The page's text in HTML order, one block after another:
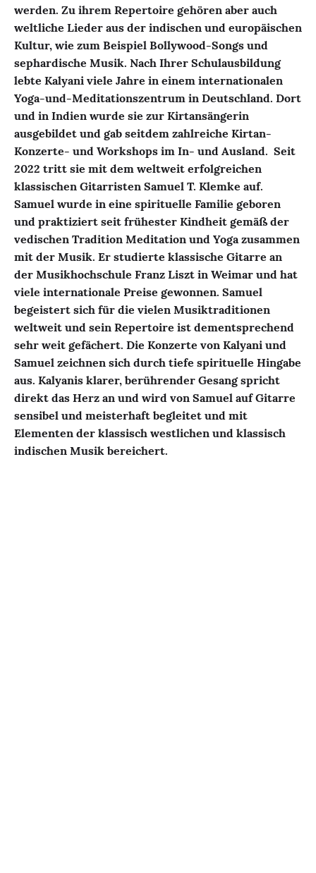
werden. Zu ihrem Repertoire gehören aber auch
weltliche Lieder aus der indischen und europäischen
Kultur, wie zum Beispiel Bollywood-Songs und
sephardische Musik. Nach Ihrer Schulausbildung
lebte Kalyani viele Jahre in einem internationalen
Yoga-und-Meditationszentrum in Deutschland. Dort
und in Indien wurde sie zur Kirtansängerin
ausgebildet und gab seitdem zahlreiche Kirtan-
Konzerte- und Workshops im In- und Ausland. Seit
2022 tritt sie mit dem weltweit erfolgreichen
klassischen Gitarristen Samuel T. Klemke auf.
Samuel wurde in eine spirituelle Familie geboren
und praktiziert seit frühester Kindheit gemäß der
vedischen Tradition Meditation und Yoga zusammen
mit der Musik. Er studierte klassische Gitarre an
der Musikhochschule Franz Liszt in Weimar und hat
viele internationale Preise gewonnen. Samuel
begeistert sich für die vielen Musiktraditionen
weltweit und sein Repertoire ist dementsprechend
sehr weit gefächert. Die Konzerte von Kalyani und
Samuel zeichnen sich durch tiefe spirituelle Hingabe
aus. Kalyanis klarer, berührender Gesang spricht
direkt das Herz an und wird von Samuel auf Gitarre
sensibel und meisterhaft begleitet und mit
Elementen der klassisch westlichen und klassisch
indischen Musik bereichert.